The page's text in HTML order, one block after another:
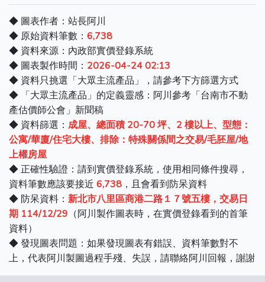
◆ 圖表作者：站長阿川
◆ 原始資料筆數： 6,738
◆ 資料來源：內政部實價登錄系統
◆ 圖表製作時間： 2026-04-24 02:13
◆ 資料只挑選「大眾主流產品」，請參考下方篩選方式
◆ 「大眾主流產品」的定義靈感：阿川參考「台南市不動
產估價師公會」新聞稿
◆ 資料篩選： 成屋、總面積 20-70 坪、2 樓以上、型態：
公寓/華廈/住宅大樓、排除：特殊關係間之交易/毛胚屋/地
上權房屋
◆ 正確性驗證：請到實價登錄系統，使用相同條件搜尋，
資料筆數應該要接近 6,738 ，且會看到防呆資料
◆ 防呆資料： 新北市八里區商港二路１７號五樓，交易日
期 114/12/29 （阿川製作圖表時，在實價登錄看到的首筆
資料）
◆ 發現圖表問題：如果發現圖表有錯誤、資料筆數對不
上，代表阿川製圖過程手殘、失誤，請聯絡阿川回報，謝謝